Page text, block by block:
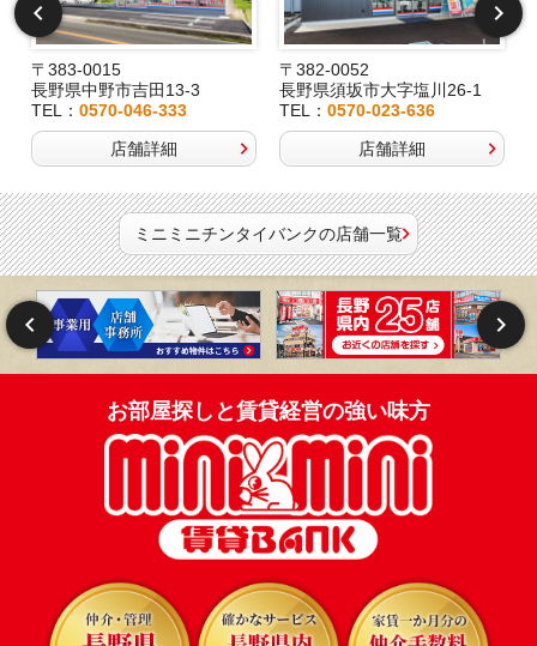
〒383-0015
長野県中野市吉田13-3
TEL： 0570-046-333
店舗詳細
〒382-0052
長野県須坂市大字塩川26-1
TEL：0570-023-636
店舗詳細
ミニミニチンタイバンクの店舗一覧
お部屋探しと賃貸経営の強い味方